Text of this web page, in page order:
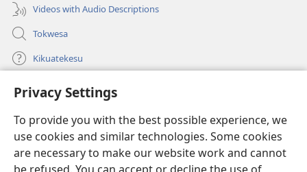
Privacy Settings
To provide you with the best possible experience, we
use cookies and similar technologies. Some cookies
are necessary to make our website work and cannot
Videos with Audio Descriptions
Tokwesa
Kikuatekesu
Kusangela kitadi
(opens
window)Mulangidi KIDIDI KIA KU BHAKA MADIVULU MU INTERNETE™
(opens
new
window)
®
(opens